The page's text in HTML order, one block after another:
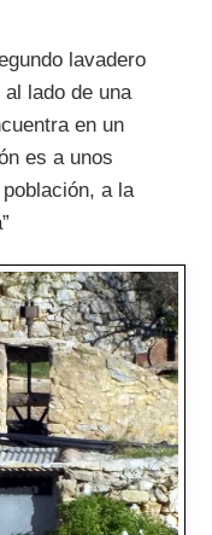
lavadero
lado de una
en un
es a unos
a la